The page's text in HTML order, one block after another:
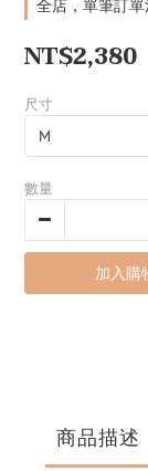
全店，單筆訂單
NT$2,380
尺寸
數量
加入購
商品描述